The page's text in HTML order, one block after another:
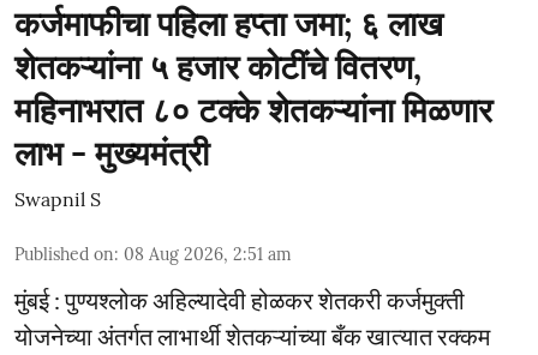
कर्जमाफीचा पहिला हप्ता जमा; ६ लाख
शेतकऱ्यांना ५ हजार कोटींचे वितरण,
महिनाभरात ८० टक्के शेतकऱ्यांना मिळणार
लाभ - मुख्यमंत्री
Swapnil S
Published on: 08 Aug 2026, 2:51 am
मुंबई : पुण्यश्लोक अहिल्यादेवी होळकर शेतकरी कर्जमुक्ती
योजनेच्या अंतर्गत लाभार्थी शेतकऱ्यांच्या बँक खात्यात रक्कम